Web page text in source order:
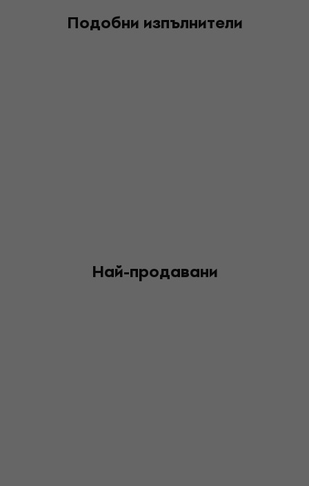
Подобни изпълнители
Най-продавани